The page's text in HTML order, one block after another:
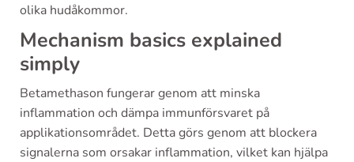
olika hudåkommor.
Mechanism basics explained
simply
Betamethason fungerar genom att minska
inflammation och dämpa immunförsvaret på
applikationsområdet. Detta görs genom att blockera
signalerna som orsakar inflammation, vilket kan hjälpa